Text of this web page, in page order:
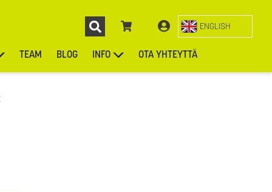
ENGLISH
TEAM BLOG INFO OTA YHTEYTTÄ